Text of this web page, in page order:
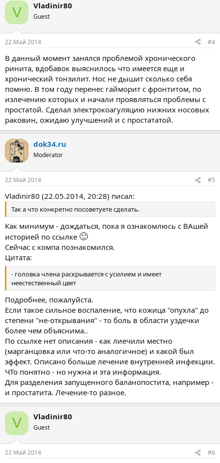
V Vladinir80
Guest
22 Май 2014 #4
В данный момент занялся проблемой хронического
ринита, вдобавок выяснилось что имеется еще и
хронический тонзилит. Нос не дышит сколько себя
помню. В том году перенес гайморит с фронтитом, по
излечению которых и начали проявляться проблемы с
простатой. Сделал электрокоагуляцию нижних носовых
раковин, ожидаю улучшений и с простататой.
dok34.ru
Moderator
22 Май 2014 #5
Vladinir80 (22.05.2014, 20:28) писал:
Так а что конкретно посоветуете сделать.
Как минимум - дождаться, пока я ознакомлюсь с ВАшей
историей по ссылке 🙂
Сейчас с компа познакомился.
Цитата:
- головка члена раскрывается с усилием и имеет
неестественный цвет
Подробнее, пожалуйста.
Если такое сильное воспаление, что кожица "опухла" до
степени "не-открывания" - то боль в области уздечки
более чем объяснима..
По ссылке нет описания - как лиечили местно
(марганцовка или что-то аналогичное) и какой был
эффект. Описано больше лечение внутренней инфекции.
ЧТо понятно - но нужна и эта информация.
Для разделения запущенного баланопостита, например -
и простатита. Лечение-то разное.
V Vladinir80
Guest
22 Май 2014 #6